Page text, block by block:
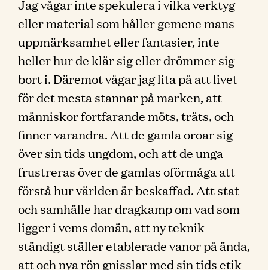
Jag vågar inte spekulera i vilka verktyg
eller material som håller gemene mans
uppmärksamhet eller fantasier, inte
heller hur de klär sig eller drömmer sig
bort i. Däremot vågar jag lita på att livet
för det mesta stannar på marken, att
människor fortfarande möts, träts, och
finner varandra. Att de gamla oroar sig
över sin tids ungdom, och att de unga
frustreras över de gamlas oförmåga att
förstå hur världen är beskaffad. Att stat
och samhälle har dragkamp om vad som
ligger i vems domän, att ny teknik
ständigt ställer etablerade vanor på ända,
att och nya rön gnisslar med sin tids etik